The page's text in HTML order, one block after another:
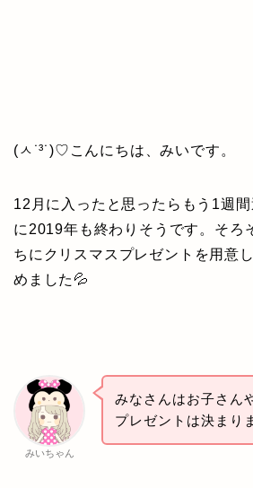
(ㅅ˙³˙)♡こんにちは、みいです。
12月に入ったと思ったらもう1週
に2019年も終わりそうです。そろ
ちにクリスマスプレゼントを用意
めました💦
みいちゃん
みなさんはお子さん
プレゼントは決まり